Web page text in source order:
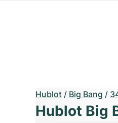
Hublot / Big Bang /
Hublot Big